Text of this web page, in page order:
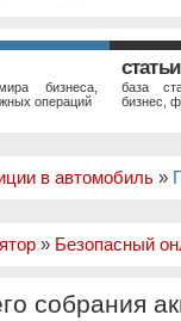
бизнеса,
операций
статьи
база
бизнес,
в автомобиль »
» Безопасный
собрания